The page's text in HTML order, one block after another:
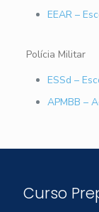
EEAR –
Polícia Militar
ESSd –
APMBB –
Curso